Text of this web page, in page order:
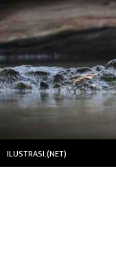
ILUSTRASI.(NET)